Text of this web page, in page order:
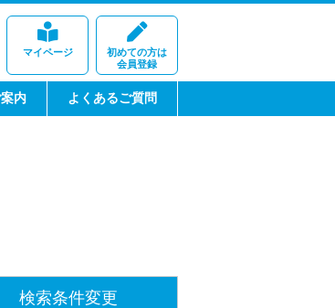
マイページ
初めての方は
会員登録
内 よくあるご質問
検索条件変更